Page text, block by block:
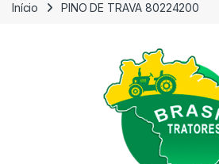
Início PINO DE TRAVA 80224200